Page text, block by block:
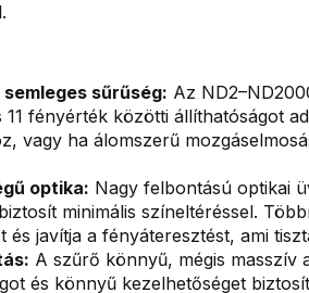
sűrűség: Az
11 fényérték közötti állíthatóságot
vagy ha álomszerű
optika: Nagy felbontású optikai
minimális színeltéréssel.
és javítja a fényáteresztést, ami
A szűrő könnyű, mégis masszív
és könnyű kezelhetőséget